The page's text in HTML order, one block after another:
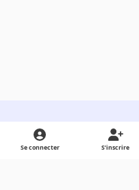
Light ModeDark ModeSystem Preference
Se connecter S’inscrire